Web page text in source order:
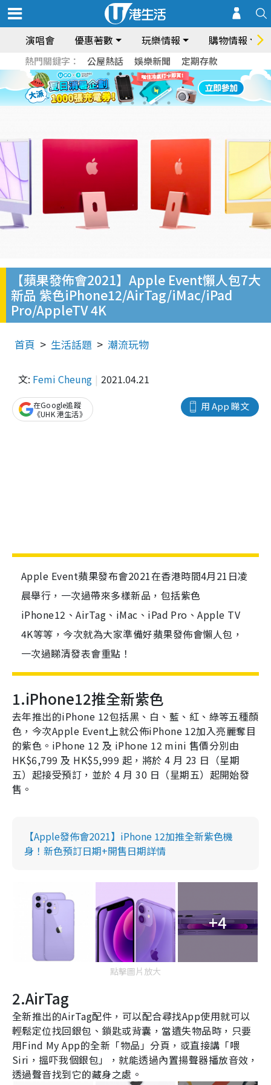
演唱會 優惠著數 玩樂情報 購物情報
熱門關鍵字： 公屋熱話 娛樂新聞 定期存款
【蘋果發佈會2021】Apple Event懶人包7大
新品 紫色iPhone12/AirTag/iMac/iPad
Pro/AppleTV 4K
首頁 生活話題 潮流玩物
文: Femi Cheung 2021.04.21
用 App 睇文
在Google追蹤
《UHK 港生活》
Apple Event蘋果發布會2021在香港時間4月21日凌
晨舉行，一次過帶來多樣新品，包括紫色
iPhone12、AirTag、iMac、iPad Pro、Apple TV
4K等等，今次就為大家準備好蘋果發佈會懶人包，
一次過睇清發表會重點！
1.iPhone12推全新紫色
去年推出的iPhone 12包括黑、白、藍、紅、綠等五種顏
色，今次Apple Event上就公佈iPhone 12加入亮麗奪目
的紫色。 iPhone 12 及 iPhone 12 mini 售價分別由
HK$6,799及 HK$5,999 起，將於 4 月 23 日（星期
五）起接受預訂，並於 4 月 30 日（星期五）起開始發
售。
【Apple發佈會2021】iPhone 12加推全新紫色機
身！新色預訂日期+開售日期詳情
+4
點擊圖片放大
2.AirTag
全新推出的AirTag配件，可以配合尋找App使用就可以
輕鬆定位找回銀包、鎖匙或背囊，當遺失物品時，只要
用Find My App的全新「物品」分頁，或直接講「喂
Siri ，搵吓我個銀包」，就能透過內置揚聲器播放音效，
透過聲音找到它的藏身之處。